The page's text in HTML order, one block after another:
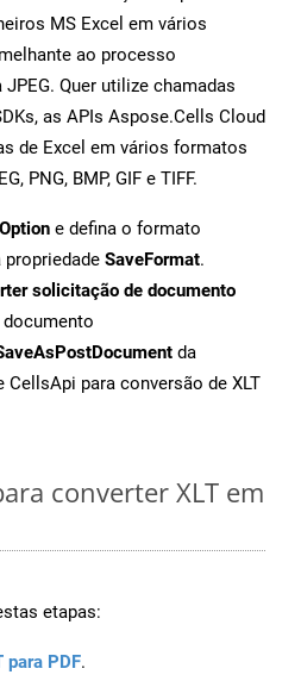
MS Excel em vários
ao processo
Quer utilize chamadas
as APIs Aspose.Cells Cloud
de Excel em vários formatos
PNG, BMP, GIF e TIFF.
e defina o formato
propriedade SaveFormat.
solicitação de documento
documento
da
para conversão de XLT
converter XLT em
etapas:
para PDF.